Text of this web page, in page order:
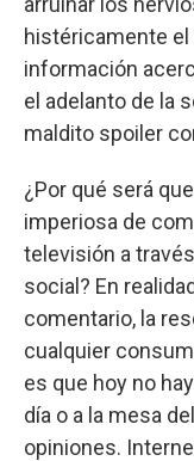
histéricamente
información
el adelanto de la
maldito spoiler
¿Por qué será
imperiosa de
televisión a
social? En
comentario, la
cualquier
es que hoy no
día o a la mesa
opiniones.